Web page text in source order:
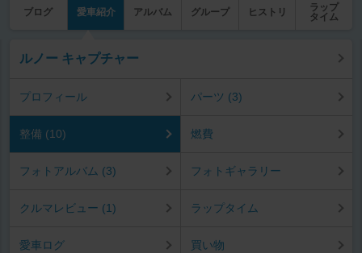
ブログ 愛車紹介 アルバム グループ ヒストリ
ラップ
タイム
ルノー キャプチャー
プロフィール パーツ (3)
整備 (10) 燃費
フォトアルバム (3) フォトギャラリー
クルマレビュー (1) ラップタイム
愛車ログ 買い物